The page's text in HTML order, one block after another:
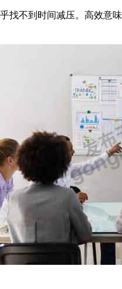
找不到时间减压。高效意